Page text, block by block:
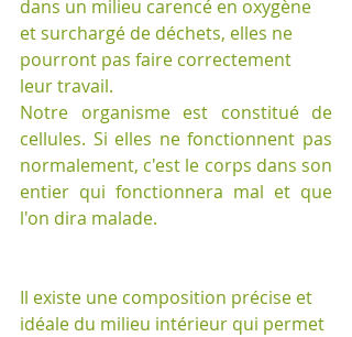
dans un milieu carencé en oxygène
et surchargé de déchets, elles ne
pourront pas faire correctement
leur travail.
Notre organisme est constitué de
cellules. Si elles ne fonctionnent pas
normalement, c'est le corps dans son
entier qui fonctionnera mal et que
l'on dira malade.
Il existe une composition précise et
idéale du milieu intérieur qui permet